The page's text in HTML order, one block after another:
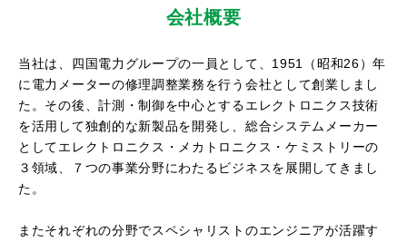
会社概要
当社は、四国電力グループの一員として、1951（昭和26）年
に電力メーターの修理調整業務を行う会社として創業しまし
た。その後、計測・制御を中心とするエレクトロニクス技術
を活用して独創的な新製品を開発し、総合システムメーカー
としてエレクトロニクス・メカトロニクス・ケミストリーの
３領域、７つの事業分野にわたるビジネスを展開してきまし
た。
またそれぞれの分野でスペシャリストのエンジニアが活躍す